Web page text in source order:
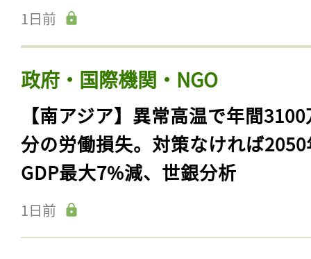
1日前
政府・国際機関・NGO
【南アジア】異常高温で年間
分の労働損失。対策なければ
GDP最大7%減、世銀分析
1日前